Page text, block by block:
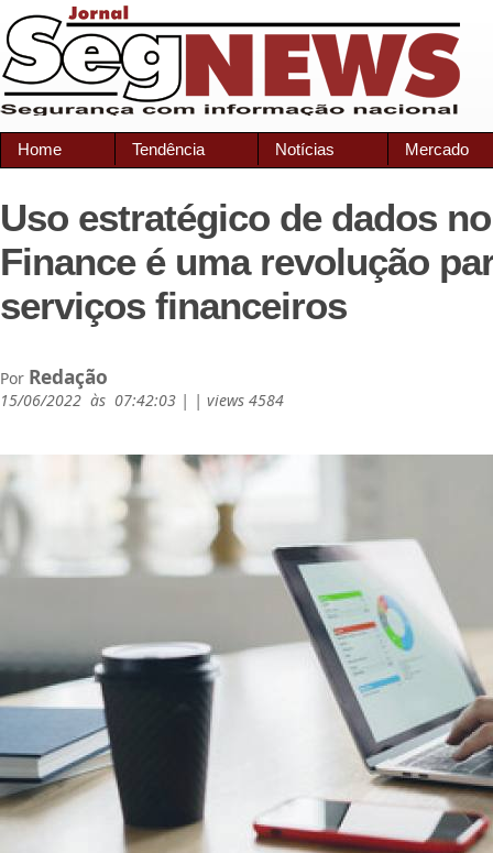
Home Tendência Notícias Mercado
Uso estratégico de dados
Finance é uma revolução
serviços financeiros
Por Redação
15/06/2022 às 07:42:03 | | views 4584